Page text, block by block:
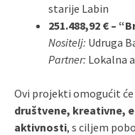
starije Labin
251.488,92 € –
Nositelj: Udruga
Partner: Lokalna
Ovi projekti omogućit
društvene, kreativne,
aktivnosti, s ciljem